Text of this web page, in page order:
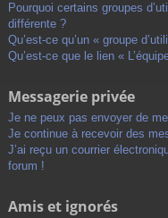
Pourquoi certains groupes
différente ?
Qu’est-ce qu’un « groupe
Qu’est-ce que le lien «
Messagerie privée
Je ne peux pas envoyer de
Je continue à recevoir des
J’ai reçu un courrier
forum !
Amis et ignorés